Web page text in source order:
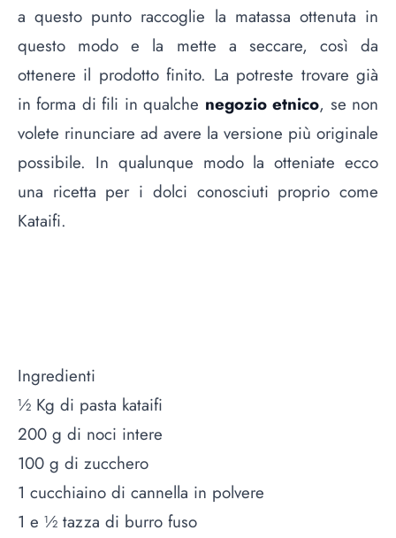
a questo punto raccoglie la matassa ottenuta in
questo modo e la mette a seccare, così da
ottenere il prodotto finito. La potreste trovare già
in forma di fili in qualche negozio etnico, se non
volete rinunciare ad avere la versione più originale
possibile. In qualunque modo la otteniate ecco
una ricetta per i dolci conosciuti proprio come
Kataifi.
Ingredienti
½ Kg di pasta kataifi
200 g di noci intere
100 g di zucchero
1 cucchiaino di cannella in polvere
1 e ½ tazza di burro fuso